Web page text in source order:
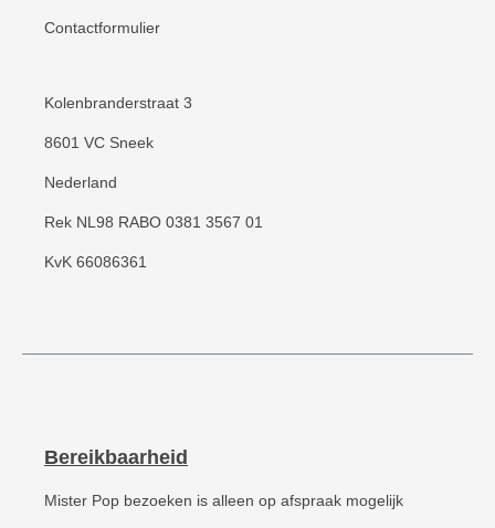
Contactformulier
Kolenbranderstraat 3
8601 VC Sneek
Nederland
Rek NL98 RABO 0381 3567 01
KvK 66086361
Bereikbaarheid
Mister Pop bezoeken is alleen op afspraak mogelijk